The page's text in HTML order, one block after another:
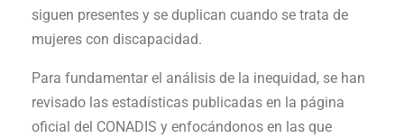
siguen presentes y se duplican cuando se trata de
mujeres con discapacidad.
Para fundamentar el análisis de la inequidad, se han
revisado las estadísticas publicadas en la página
oficial del CONADIS y enfocándonos en las que